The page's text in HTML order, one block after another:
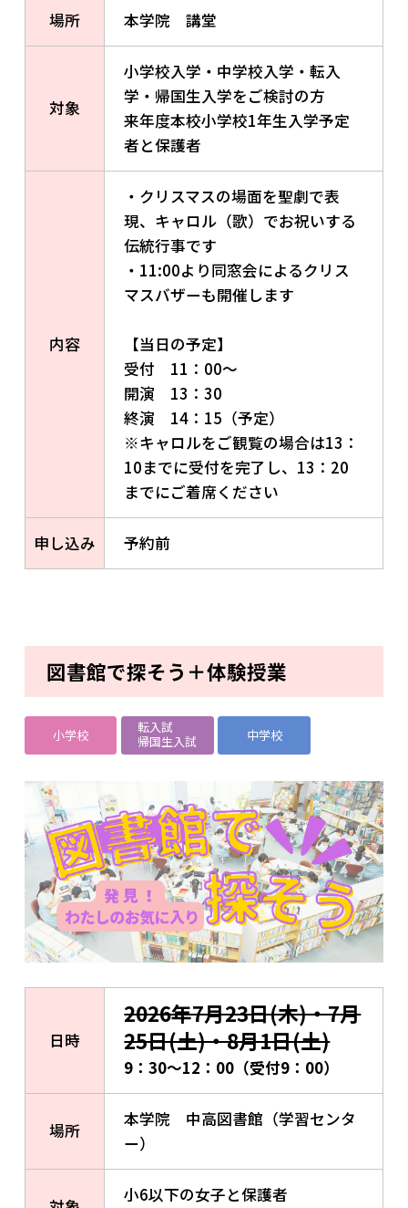
場所 本学院 講堂
対象
小学校入学・中学校入学・転入
学・帰国生入学をご検討の方
来年度本校小学校1年生入学予定
者と保護者
内容
・クリスマスの場面を聖劇で表
現、キャロル（歌）でお祝いする
伝統行事です
・11:00より同窓会によるクリス
マスバザーも開催します
【当日の予定】
受付 11：00～
開演 13：30
終演 14：15（予定）
※キャロルをご観覧の場合は13：
10までに受付を完了し、13：20
までにご着席ください
申し込み 予約前
図書館で探そう＋体験授業
小学校
転入試
帰国生入試
中学校
日時
2026年7月23日(木)・7月
25日(土)・8月1日(土)
9：30～12：00（受付9：00）
場所
本学院 中高図書館（学習センタ
ー）
小6以下の女子と保護者